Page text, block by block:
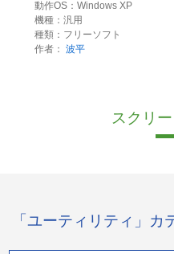
動作OS：Windows XP
機種：汎用
種類：フリーソフト
作者： 波平
スクリ
「ユーティリティ」